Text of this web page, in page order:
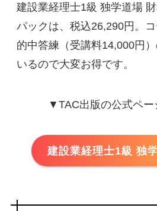
建設業経理士1級 独学道場
パックは、税込26,290円。
的中答練（受講料14,000円
いるので大変お得です。
▼TAC出版の公式ペ
建設業経理士1級 独